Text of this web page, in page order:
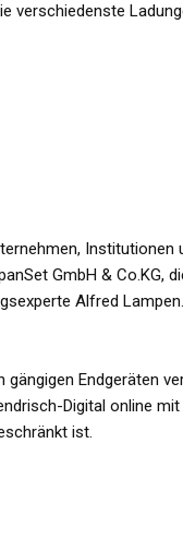
verschiedenste
Institutionen
GmbH & Co.KG,
Alfred Lampen.
Endgeräten
Digital online
ist.